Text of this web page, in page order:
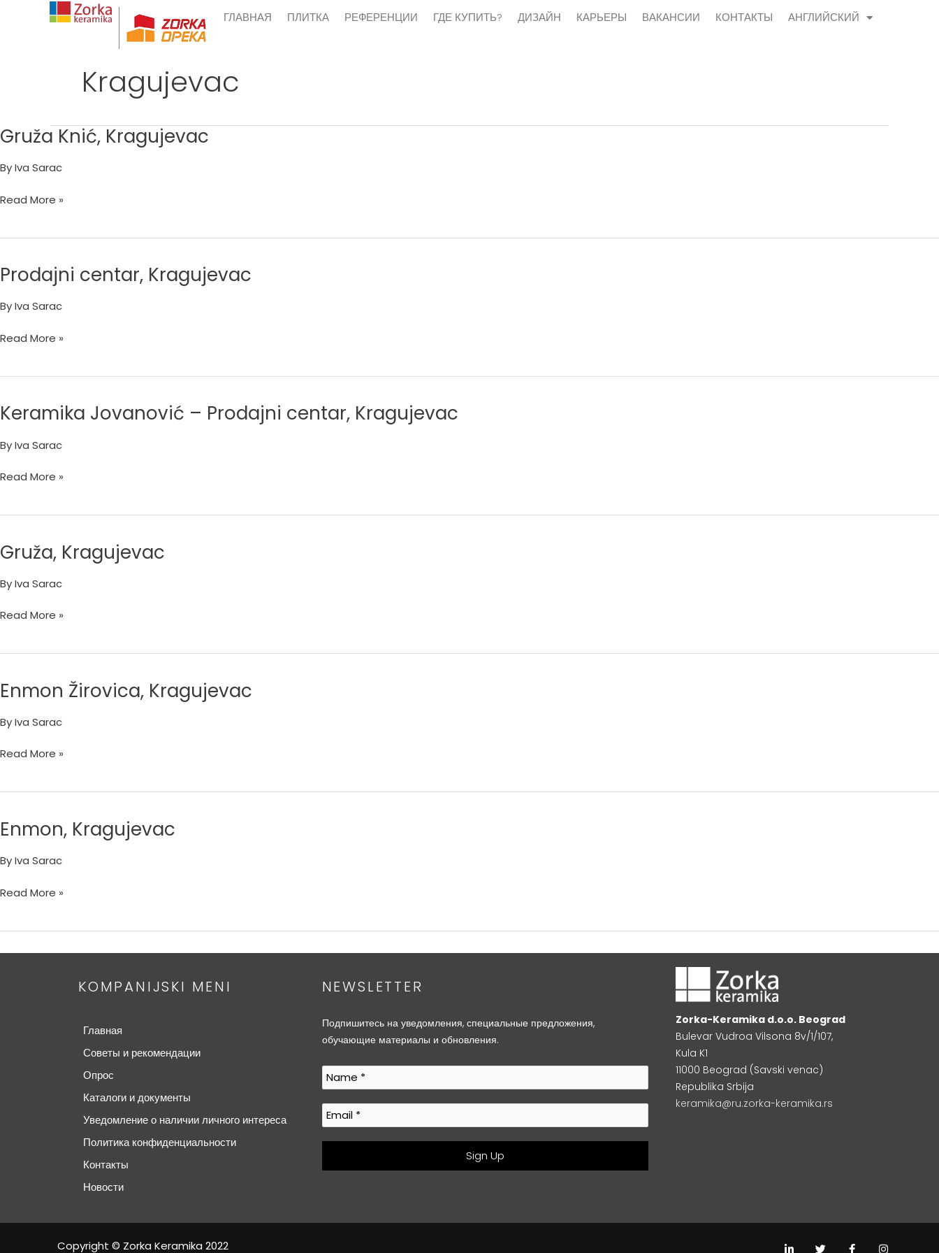
ГЛАВНАЯ ПЛИТКА РЕФЕРЕНЦИИ ГДЕ КУПИТЬ? ДИЗАЙН КАРЬЕРЫ ВАКАНСИИ КОНТАКТЫ АНГЛИЙСКИЙ
Kragujevac
Gruža Knić, Kragujevac
ByIva Sarac
Gruža
Kragujevac
Read More »
Prodajni centar, Kragujevac
ByIva Sarac
Prodajni
Kragujevac
Read More »
Keramika Jovanović – Prodajni centar, Kragujevac
ByIva Sarac
Keramika
–
centar,
Read More »
Gruža, Kragujevac
ByIva Sarac
Gruža,
Read More »
Enmon Žirovica, Kragujevac
ByIva Sarac
Enmon
Kragujevac
Read More »
Enmon, Kragujevac
ByIva Sarac
Enmon,
Read More »
KOMPANIJSKI MENI
Главная
Советы и рекомендации
Опрос
Каталоги и документы
Уведомление о наличии личного интереса
Политика конфиденциальности
Контакты
Новости
NEWSLETTER
Подпишитесь на уведомления, специальные предложения,
обучающие материалы и обновления.
Zorka-Keramika d.o.o. Beograd
Bulevar Vudroa Vilsona 8v/1/107,
Kula K1
11000 Beograd (Savski venac)
Republika Srbija
keramika@ru.zorka-keramika.rs
Copyright © Zorka Keramika 2022 T F I